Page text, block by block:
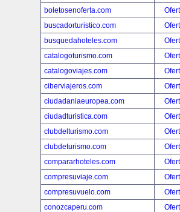
boletosenoferta.com
buscadorturistico.com
busquedahoteles.com
catalogoturismo.com
catalogoviajes.com
ciberviajeros.com
ciudadaniaeuropea.com
ciudadturistica.com
clubdelturismo.com
clubdeturismo.com
compararhoteles.com
compresuviaje.com
compresuvuelo.com
conozcaperu.com